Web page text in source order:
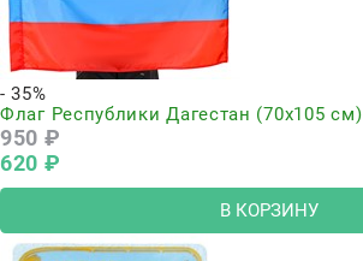
- 35%
Флаг Республики Дагестан (70x105 см)
950 ₽
620 ₽
В КОРЗИНУ